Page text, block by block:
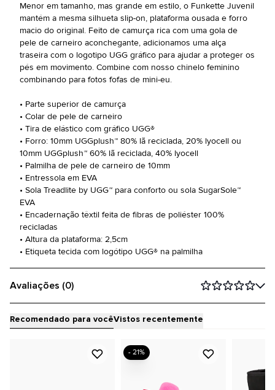
Menor em tamanho, mas grande em estilo, o Funkette Juvenil
mantém a mesma silhueta slip-on, plataforma ousada e forro
macio do original. Feito de camurça rica com uma gola de
pele de carneiro aconchegante, adicionamos uma alça
traseira com o logotipo UGG gráfico para ajudar a proteger os
pés em movimento. Combine com nosso chinelo feminino
combinando para fotos fofas de mini-eu.
• Parte superior de camurça
• Colar de pele de carneiro
• Tira de elástico com gráfico UGG®
• Forro: 10mm UGGplush™ 80% lã reciclada, 20% lyocell ou
10mm UGGplush™ 60% lã reciclada, 40% lyocell
• Palmilha de pele de carneiro de 10mm
• Entressola em EVA
• Sola Treadlite by UGG™ para conforto ou sola SugarSole™
EVA
• Encadernação têxtil feita de fibras de poliéster 100%
recicladas
• Altura da plataforma: 2,5cm
• Etiqueta tecida com logótipo UGG® na palmilha
Avaliações (0)
Recomendado para vocêVistos recentemente
- 21%